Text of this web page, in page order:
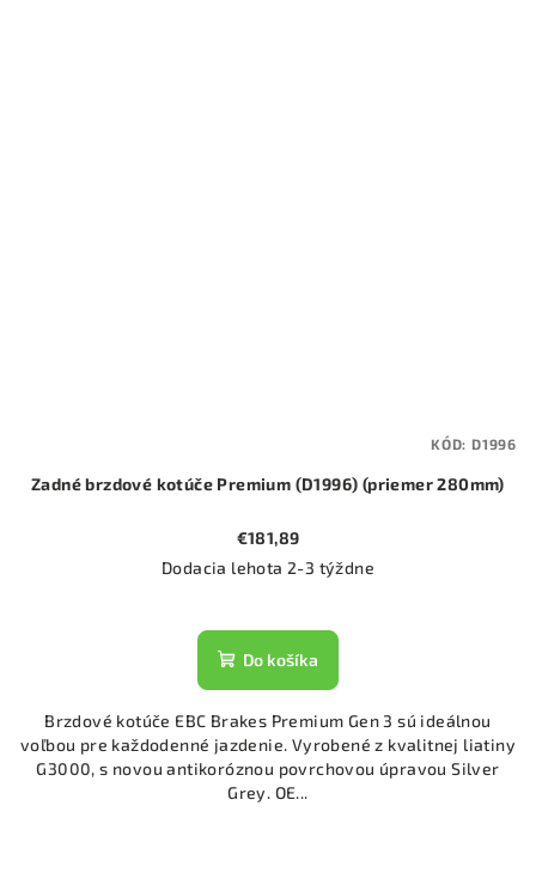
Zadné brzdové kotúče Premium (D1996) (priemer 280mm)
€181,89
Dodacia lehota 2-3 týždne
Do košíka
Brzdové kotúče EBC Brakes Premium Gen 3 sú ideálnou
voľbou pre každodenné jazdenie. Vyrobené z kvalitnej liatiny
G3000, s novou antikoróznou povrchovou úpravou Silver
Grey. OE...
KÓD: D1996